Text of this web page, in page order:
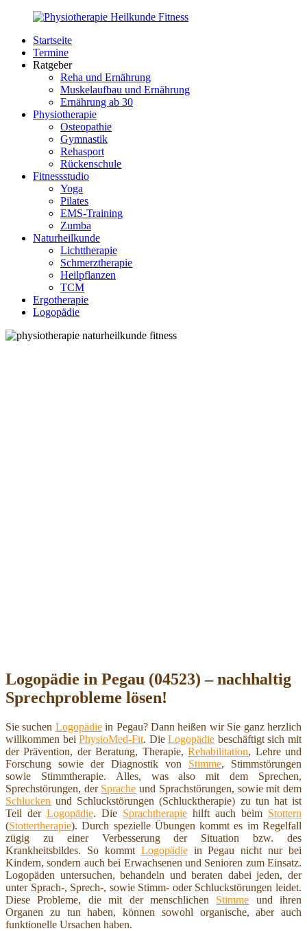
Zurück
Inhalt
PhysioMed-
Fit.de
Gesundheit
Startseite
Termine
Ratgeber
Reha und Ernährung
Muskelaufbau und Ernährung
Ernährung ab 30
Physiotherapie
Osteopathie
Gymnastik
Rehasport
Rückenschule
Fitnessstudio
Yoga
Pilates
EMS-Training
Zumba
Naturheilkunde
Lichttherapie
Schmerztherapie
Heilpflanzen
TCM
Ergotherapie
Logopädie
Logopädie in Pegau (04523) – nachhaltig
Sprechprobleme lösen!
Sie suchen Logopädiein Pegau? Dann heißen wir Sie ganz herzlich
willkommen beiPhysioMed-Fit. DieLogopädie beschäftigt sich mit
der Prävention, der Beratung, Therapie,Rehabilitation, Lehre und
Forschung sowie der Diagnostik von Stimme, Stimmstörungen
sowie Stimmtherapie. Alles, was also mit dem Sprechen,
Sprechstörungen, der Sprache und Sprachstörungen, sowie mit dem
Schlucken und Schluckstörungen (Schlucktherapie) zu tun hat ist
Teil der Logopädie. Die Sprachtherapie hilft auch beim Stottern
(Stottertherapie). Durch spezielle Übungen kommt es im Regelfall
zügig zu einer Verbesserung der Situation bzw. des
Krankheitsbildes. So kommt Logopädiein Pegau nicht nur bei
Kindern, sondern auch bei Erwachsenen und Senioren zum Einsatz.
Logopäden untersuchen, behandeln und beraten dabei jeden, der
unter Sprach-, Sprech-, sowie Stimm- oder Schluckstörungen leidet.
Diese Probleme, die mit der menschlichen Stimme und ihren
Organen zu tun haben, können sowohl organische, aber auch
funktionelle Ursachen haben.